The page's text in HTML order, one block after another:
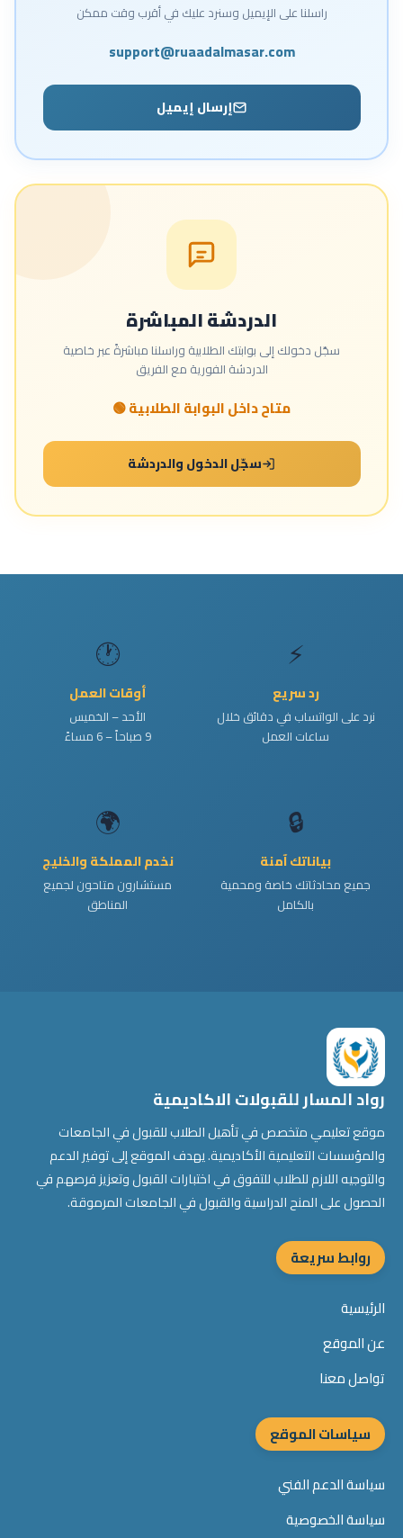
راسلنا على الإيميل وسنرد عليك في أقرب وقت ممكن
support@ruaadalmasar.com
إرسال إيميل
الدردشة المباشرة
سجّل دخولك إلى بوابتك الطلابية وراسلنا مباشرةً عبر خاصية
الدردشة الفورية مع الفريق
متاح داخل البوابة الطلابية 🟢
سجّل الدخول والدردشة
⚡
رد سريع
نرد على الواتساب في دقائق خلال
ساعات العمل
🕐
أوقات العمل
الأحد – الخميس
9 صباحاً – 6 مساءً
🔒
بياناتك آمنة
جميع محادثاتك خاصة ومحمية
بالكامل
🌍
نخدم المملكة والخليج
مستشارون متاحون لجميع
المناطق
رواد المسار للقبولات الاكاديمية
موقع تعليمي متخصص في تأهيل الطلاب للقبول في الجامعات
والمؤسسات التعليمية الأكاديمية. يهدف الموقع إلى توفير الدعم
والتوجيه اللازم للطلاب للتفوق في اختبارات القبول وتعزيز فرصهم في
الحصول على المنح الدراسية والقبول في الجامعات المرموقة.
روابط سريعة
الرئيسية
عن الموقع
تواصل معنا
سياسات الموقع
سياسة الدعم الفني
سياسة الخصوصية